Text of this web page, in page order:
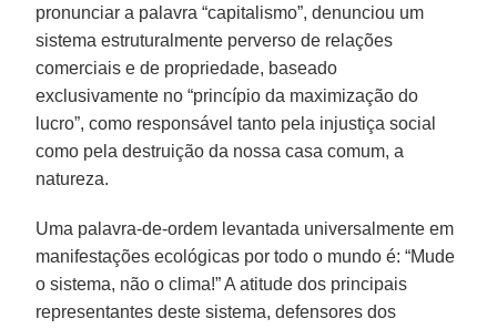
pronunciar a palavra “capitalismo”, denunciou um
sistema estruturalmente perverso de relações
comerciais e de propriedade, baseado
exclusivamente no “princípio da maximização do
lucro”, como responsável tanto pela injustiça social
como pela destruição da nossa casa comum, a
natureza.
Uma palavra-de-ordem levantada universalmente em
manifestações ecológicas por todo o mundo é: “Mude
o sistema, não o clima!” A atitude dos principais
representantes deste sistema, defensores dos